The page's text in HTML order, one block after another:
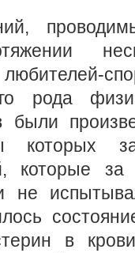
рода
были
которых
которые за
не
в